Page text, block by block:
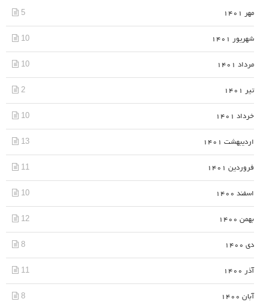
مهر 1401 5
شهریور 1401 10
مرداد 1401 10
تیر 1401 2
خرداد 1401 10
اردیبهشت 1401 13
فروردین 1401 11
اسفند 1400 10
بهمن 1400 12
دی 1400 8
آذر 1400 11
آبان 1400 8